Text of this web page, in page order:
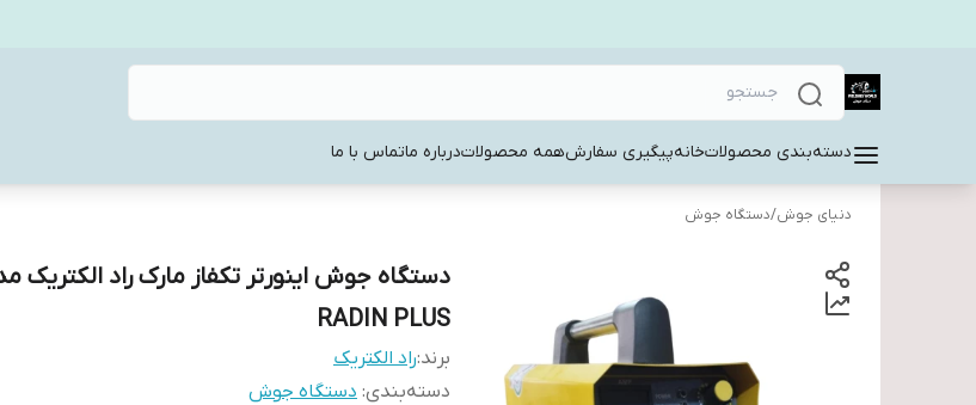
دسته‌بندی محصولاتخانهپیگیری سفارشهمه محصولاتدرباره ماتماس با ما
دنیای جوش/دستگاه جوش
RADIN PLUS
برند:راد الکتریک
دسته‌بندی: دستگاه جوش